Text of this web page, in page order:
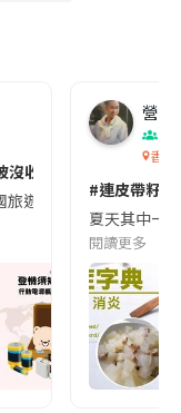
收😱出發前切記檢查
旅遊的民眾，近期要
營養
香港
#連皮帶籽
夏天其中一
閱讀更多